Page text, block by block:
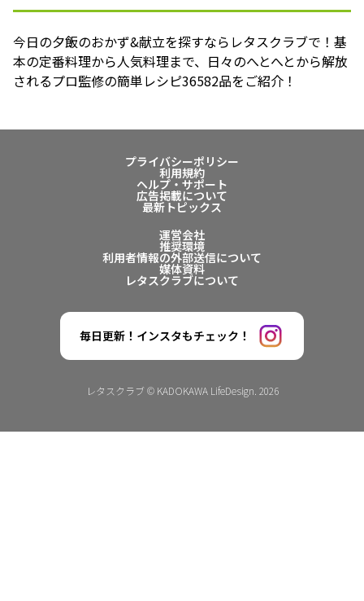
今日の夕飯のおかず&献立を探すならレタスクラブで！基
本の定番料理から人気料理まで、日々のへとへとから解放
されるプロ監修の簡単レシピ36582品をご紹介！
プライバシーポリシー
利用規約
ヘルプ・サポート
広告掲載について
最新トピックス
運営会社
推奨環境
利用者情報の外部送信について
媒体資料
レタスクラブについて
毎日更新！インスタもチェック！
レタスクラブ © KADOKAWA LifeDesign. 2026